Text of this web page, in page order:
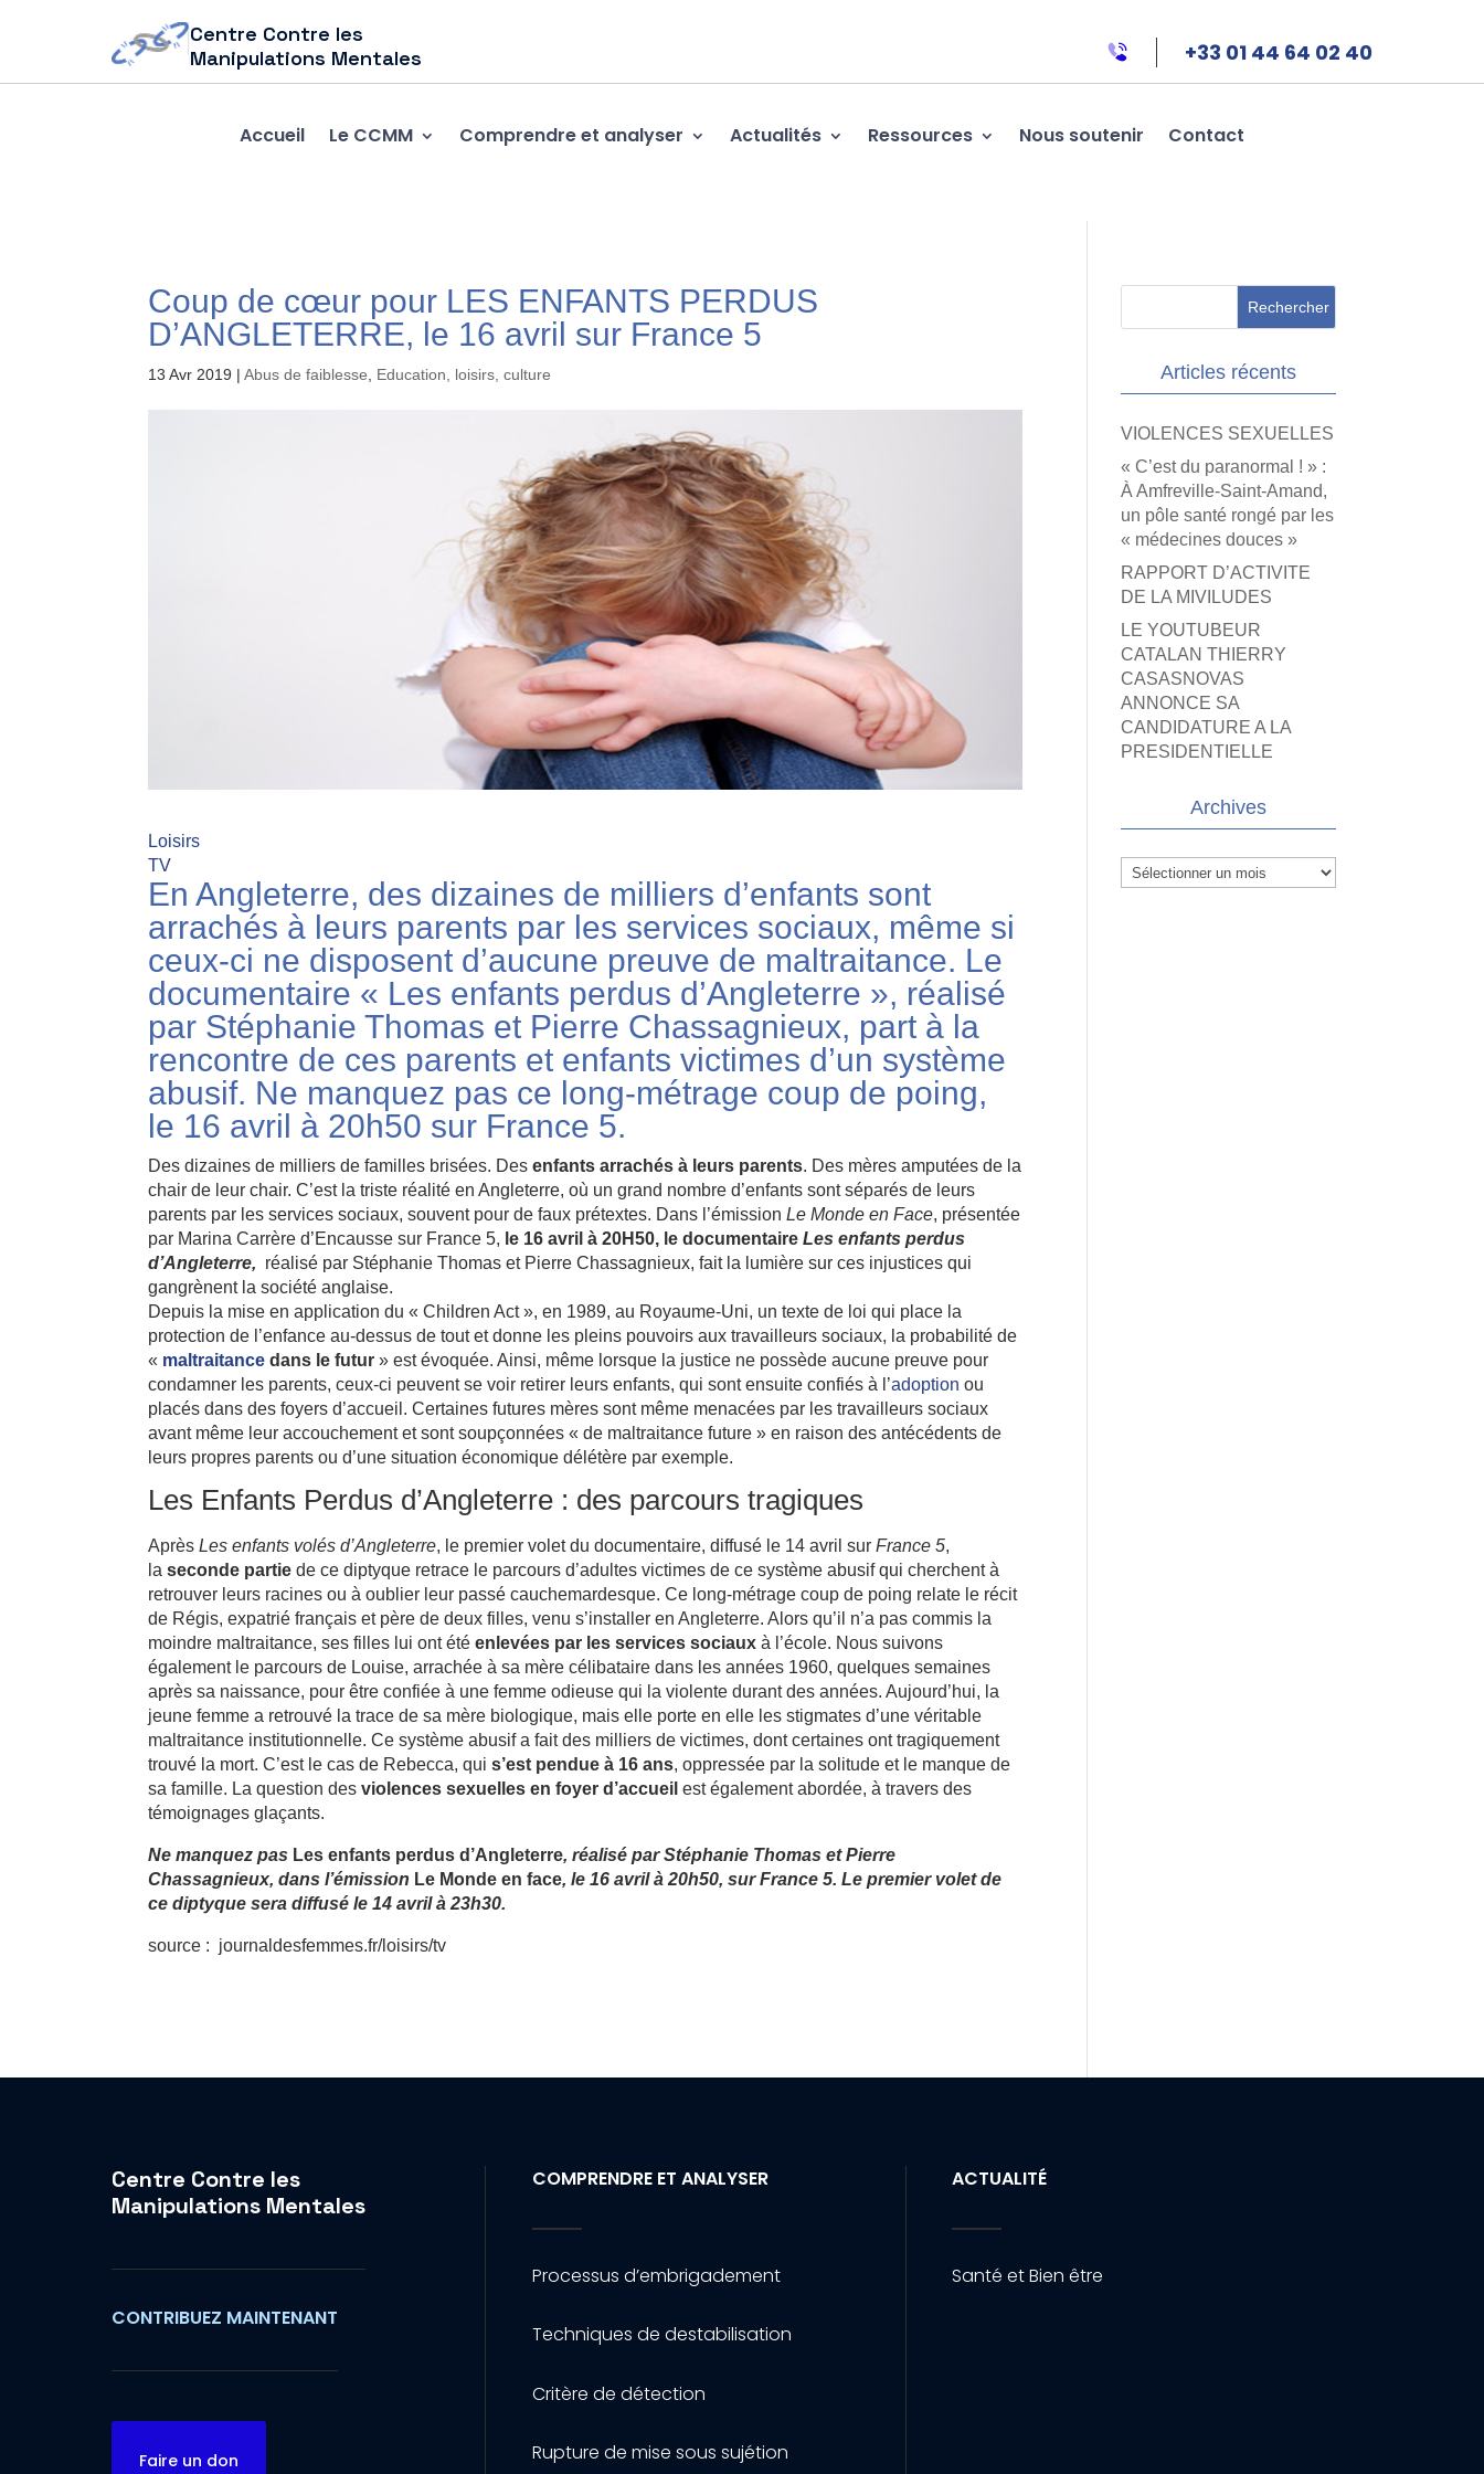
Centre Contre les
Manipulations Mentales
+33 01 44 64 02 40
Accueil Le CCMM Comprendre et analyser Actualités Ressources Nous soutenir Contact
Coup de cœur pour LES ENFANTS PERDUS
D’ANGLETERRE, le 16 avril sur France 5
13 Avr 2019 |Abus de faiblesse Education, loisirs, culture
Loisirs
TV
En Angleterre, des dizaines de milliers d’enfants sont
arrachés à leurs parents par les services sociaux, même si
ceux-ci ne disposent d’aucune preuve de maltraitance. Le
documentaire « Les enfants perdus d’Angleterre », réalisé
par Stéphanie Thomas et Pierre Chassagnieux, part à la
rencontre de ces parents et enfants victimes d’un système
abusif. Ne manquez pas ce long-métrage coup de poing,
le 16 avril à 20h50 sur France 5.
Des dizaines de milliers de familles brisées. Desenfants arrachés à leurs parents. Des mères amputées de la
chair de leur chair. C’est la triste réalité en Angleterre, où un grand nombre d’enfants sont séparés de leurs
parents par les services sociaux, souvent pour de faux prétextes. Dans l’émissionLe Monde en Face, présentée
par Marina Carrère d’Encausse sur France 5, le 16 avril à 20H50, le documentaire Les enfants perdus
d’Angleterre, réalisé par Stéphanie Thomas et Pierre Chassagnieux, fait la lumière sur ces injustices qui
gangrènent la société anglaise.
Depuis la mise en application du « Children Act », en 1989, au Royaume-Uni, un texte de loi qui place la
protection de l’enfance au-dessus de tout et donne les pleins pouvoirs aux travailleurs sociaux, la probabilité de
« maltraitance dans le futur » est évoquée. Ainsi, même lorsque la justice ne possède aucune preuve pour
condamner les parents, ceux-ci peuvent se voir retirer leurs enfants, qui sont ensuite confiés à l’adoption ou
placés dans des foyers d’accueil. Certaines futures mères sont même menacées par les travailleurs sociaux
avant même leur accouchement et sont soupçonnées « de maltraitance future » en raison des antécédents de
leurs propres parents ou d’une situation économique délétère par exemple.
Les Enfants Perdus d’Angleterre : des parcours tragiques
AprèsLes enfants volés d’Angleterre, le premier volet du documentaire, diffusé le 14 avril surFrance 5,
laseconde partie de ce diptyque retrace le parcours d’adultes victimes de ce système abusif qui cherchent à
retrouver leurs racines ou à oublier leur passé cauchemardesque. Ce long-métrage coup de poing relate le récit
de Régis, expatrié français et père de deux filles, venu s’installer en Angleterre. Alors qu’il n’a pas commis la
moindre maltraitance, ses filles lui ont étéenlevées par les services sociauxà l’école. Nous suivons
également le parcours de Louise, arrachée à sa mère célibataire dans les années 1960, quelques semaines
après sa naissance, pour être confiée à une femme odieuse qui la violente durant des années. Aujourd’hui, la
jeune femme a retrouvé la trace de sa mère biologique, mais elle porte en elle les stigmates d’une véritable
maltraitance institutionnelle. Ce système abusif a fait des milliers de victimes, dont certaines ont tragiquement
trouvé la mort. C’est le cas de Rebecca, quis’est pendue à 16 ans, oppressée par la solitude et le manque de
sa famille. La question desviolences sexuelles en foyer d’accueil est également abordée, à travers des
témoignages glaçants.
Ne manquez pas Les enfants perdus d’Angleterre, réalisé par Stéphanie Thomas et Pierre
Chassagnieux, dans l’émission Le Monde en face, le 16 avril à 20h50, sur France 5. Le premier volet de
ce diptyque sera diffusé le 14 avril à 23h30.
source : journaldesfemmes.fr/loisirs/tv
Articles récents
VIOLENCES SEXUELLES
« C’est du paranormal ! » :
À Amfreville-Saint-Amand,
un pôle santé rongé par les
« médecines douces »
RAPPORT D’ACTIVITE
DE LA MIVILUDES
LE YOUTUBEUR
CATALAN THIERRY
CASASNOVAS
ANNONCE SA
CANDIDATURE A LA
PRESIDENTIELLE
Archives
Archives
Centre Contre les
Manipulations Mentales
CONTRIBUEZ MAINTENANT
Faire un don
COMPRENDRE ET ANALYSER
Processus d’embrigadement
Techniques de destabilisation
Critère de détection
Rupture de mise sous sujétion
ACTUALITÉ
Santé et Bien être